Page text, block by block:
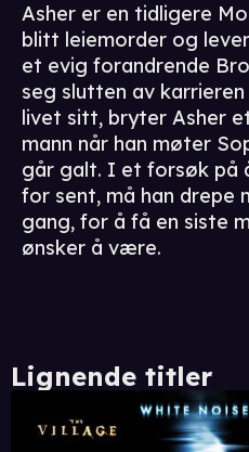
Asher er en tidligere
blitt leiemorder og
et evig forandrende
seg slutten av
livet sitt, bryter Asher
mann når han møter
går galt. I et forsøk på
for sent, må han drepe
gang, for å få en siste
ønsker å være.
Lignende titler